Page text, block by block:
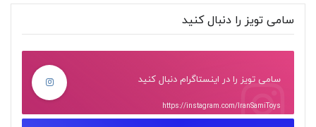
سامی تویز را دنبال کنید
سامی تویز را در اینستاگرام دنبال کنید
https://instagram.com/IranSamiToys